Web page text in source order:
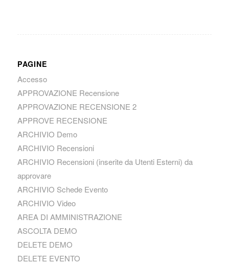
PAGINE
Accesso
APPROVAZIONE Recensione
APPROVAZIONE RECENSIONE 2
APPROVE RECENSIONE
ARCHIVIO Demo
ARCHIVIO Recensioni
ARCHIVIO Recensioni (inserite da Utenti Esterni) da
approvare
ARCHIVIO Schede Evento
ARCHIVIO Video
AREA DI AMMINISTRAZIONE
ASCOLTA DEMO
DELETE DEMO
DELETE EVENTO